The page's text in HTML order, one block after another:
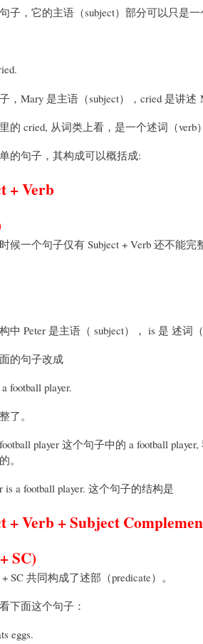
子，它的主语（subject）部分可以只是
，Mary 是主语（subject），cried 是讲述
的 cried, 从词类上看，是一个述词（verb
的句子，其构成可以概括成:
+ Verb
候一个句子仅有 Subject + Verb 还不能完
中 Peter 是主语（ subject）， is 是 述词
的句子改成
football player.
了。
player 这个句子中的 a football
。
is a football player. 这个句子的结构是
+ Verb + Subject
SC)
SC 共同构成了述部（predicate）。
下面这个句子：
eggs.